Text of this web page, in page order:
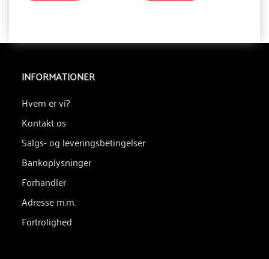
INFORMATIONER
Hvem er vi?
Kontakt os
Salgs- og leveringsbetingelser
Bankoplysninger
Forhandler
Adresse m.m.
Fortrolighed